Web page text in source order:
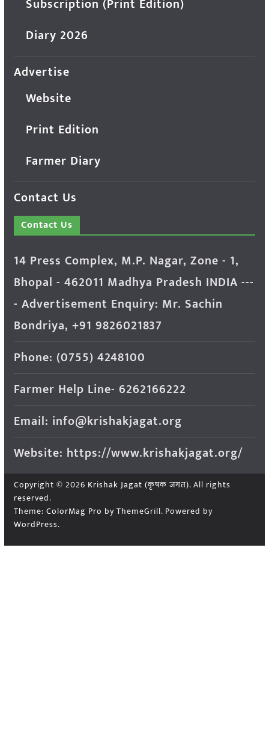
Subscription (Print Edition)
Diary 2026
Advertise
Website
Print Edition
Farmer Diary
Contact Us
Contact Us
14 Press Complex, M.P. Nagar, Zone - 1,
Bhopal - 462011 Madhya Pradesh INDIA ---
- Advertisement Enquiry: Mr. Sachin
Bondriya, +91 9826021837
Phone: (0755) 4248100
Farmer Help Line- 6262166222
Email: info@krishakjagat.org
Website: https://www.krishakjagat.org/
Copyright © 2026 Krishak Jagat (कृषक जगत). All rights
reserved.
Theme: ColorMag Pro by ThemeGrill. Powered by
WordPress.